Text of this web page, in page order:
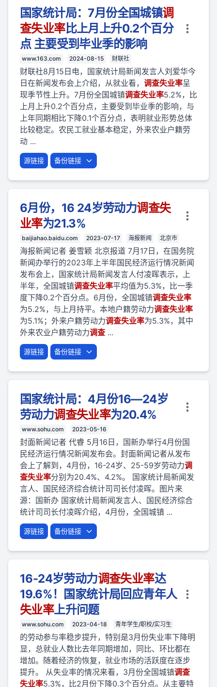
国家统计局：7月份全国城镇调
查失业率比上月上升0.2个百分
点 主要受到毕业季的影响
www.163.com 2024-08-15 财联社
财联社8月15日电，国家统计局新闻发言人刘爱华今
日在新闻发布会上介绍，从就业看， 调查失业率呈
现季节性上升。7月份全国城镇调查失业率5.2%，比
上月上升0.2个百分点，主要受到毕业季的影响，与
上年同期相比下降0.1个百分点，表明就业形势总体
比较稳定。农民工就业基本稳定，外来农业户籍劳
动 ...
源链接 备份链接
6月份，16 24岁劳动力调查失
业率为21.3%
baijiahao.baidu.com 2023-07-17 海报新闻 北京市
海报新闻记者 姜雪颖 北京报道 7月17日，在国务院
新闻办举行的2023年上半年国民经济运行情况新闻
发布会上，国家统计局新闻发言人付凌晖表示，上
半年，全国城镇调查失业率平均值为5.3%，比一季
度下降0.2个百分点。6月份，全国城镇调查失业率
为5.2%，与上月持平。本地户籍劳动力调查失业率
为5.1%；外来户籍劳动力调查失业率为5.3%，其中
外来农业户籍劳动力调查 ...
源链接 备份链接
国家统计局：4月份16—24岁
劳动力调查失业率为20.4%
www.sohu.com 2023-05-16
封面新闻记者 代睿 5月16日，国新办举行4月份国
民经济运行情况新闻发布会。封面新闻记者从发布
会上了解到，4月份，16-24岁、25-59岁劳动力调
查失业率分别为20.4%、4.2%。 国家统计局新闻发
言人、国民经济综合统计司司长付凌晖。图片来
源：国新办 国家统计局新闻发言人、国民经济综合
统计司司长付凌晖介绍，4月份，全国城镇 ...
源链接 备份链接
16-24岁劳动力调查失业率达
19.6%！国家统计局回应青年人
失业率上升问题
www.sohu.com 2023-04-18 青年学生/职校/实习生
的劳动参与率稳步提升，特别是3月份失业率下降明
显，总就业人数比去年同期增加，同比、环比都在
增加。随着经济的恢复，就业市场的活跃度在逐步
提升。 从失业率的情况来看，3月份全国城镇调查
失业率5.3%，比2月份下降0.3个百分点。从主要特